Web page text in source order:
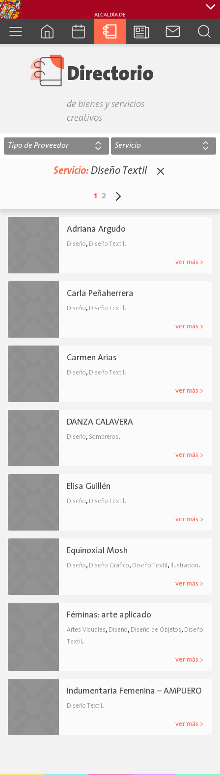
Directorio
de bienes y servicios
creativos
Servicio: Diseño Textil
1 2
Adriana Argudo
Diseño, Diseño Textil .
ver más >
Carla Peñaherrera
Diseño, Diseño Textil .
ver más >
Carmen Arias
Diseño, Diseño Textil .
ver más >
DANZA CALAVERA
Diseño, Sombreros.
ver más >
Elisa Guillén
Diseño, Diseño Textil .
ver más >
Equinoxial Mosh
Diseño, Diseño Gráfico, Diseño Textil , Ilustración.
ver más >
Féminas: arte aplicado
Artes Visuales, Diseño, Diseño de Objetos, Diseño
Textil .
ver más >
Indumentaria Femenina – AMPUERO
Diseño Textil .
ver más >
Tipo de Proveedor Servicio